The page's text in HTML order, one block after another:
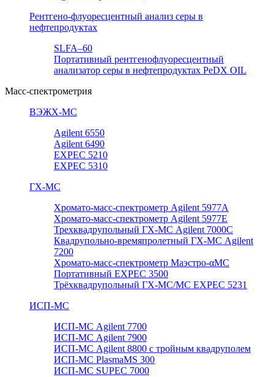
Рентгено-флуоресцентный анализ серы в
нефтепродуктах
SLFA–60
Портативный рентгенофлуоресцентный
анализатор серы в нефтепродуктах PeDX OIL
Масс-спектрометрия
ВЭЖХ-МС
Agilent 6550
Agilent 6490
EXPEC 5210
EXPEC 5310
ГХ-МС
Хромато-масс-спектрометр Agilent 5977А
Хромато-масс-спектрометр Agilent 5977E
Трехквадрупольный ГХ-МС Agilent 7000C
Квадрупольно-времяпролетный ГХ-МС Agilent
7200
Хромато-масс-спектрометр Маэстро-αМС
Портативный EXPEC 3500
Трёхквадрупольный ГХ-МС/МС EXPEC 5231
ИСП-МС
ИСП-МС Agilent 7700
ИСП-МС Agilent 7900
ИСП-МС Agilent 8800 с тройным квадруполем
ИСП-МС PlasmaMS 300
ИСП-МС SUPEC 7000